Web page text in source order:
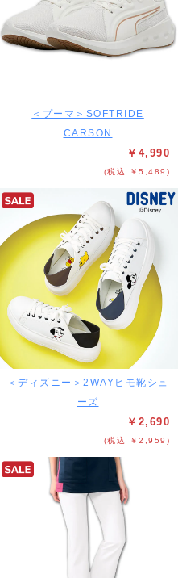
＜プーマ＞SOFTRIDE
CARSON
￥4,990
(税込 ￥5,489)
＜ディズニー＞2WAYヒモ靴シュ
ーズ
￥2,690
(税込 ￥2,959)